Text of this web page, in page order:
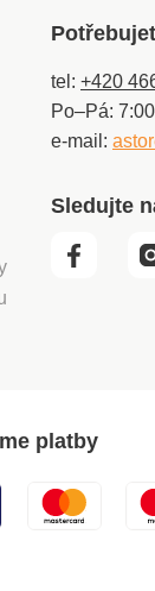
tel: +420
Po–Pá:
e-mail:
Sledujte
platby